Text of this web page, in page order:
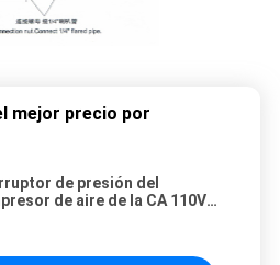
mejor precio por
de presión del
de aire de la CA 110V